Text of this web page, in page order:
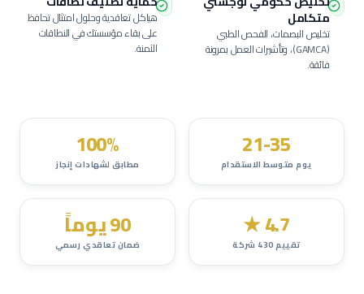
متكامل
تخليص البصمات، الفحص الطبي
(GAMCA)، وتأشيرات العمل بمرونة
فائقة.
هياكل تعاقدية وحلول امتثال تحافظ
على بقاء مؤسستك في النطاقات
الآمنة.
21-35
يوم متوسط الاستقدام
100%
مطابق لشهادات إنجاز
4.7
★
تقييم430 شركة
90 يوماً
ضمان تعاقدي رسمي